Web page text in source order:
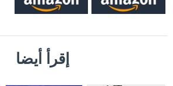
إقرأ أيضا